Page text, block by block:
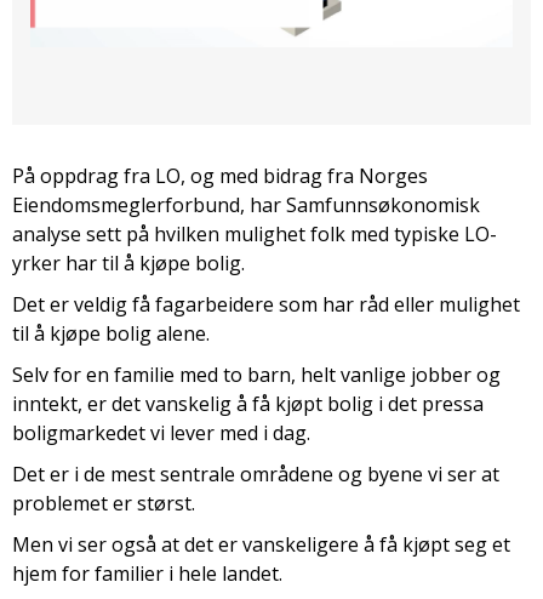
På oppdrag fra LO, og med bidrag fra Norges
Eiendomsmeglerforbund, har Samfunnsøkonomisk
analyse sett på hvilken mulighet folk med typiske LO-
yrker har til å kjøpe bolig.
Det er veldig få fagarbeidere som har råd eller mulighet
til å kjøpe bolig alene.
Selv for en familie med to barn, helt vanlige jobber og
inntekt, er det vanskelig å få kjøpt bolig i det pressa
boligmarkedet vi lever med i dag.
Det er i de mest sentrale områdene og byene vi ser at
problemet er størst.
Men vi ser også at det er vanskeligere å få kjøpt seg et
hjem for familier i hele landet.